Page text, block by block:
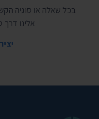
בכל שאלה או סוגיה
אלינו